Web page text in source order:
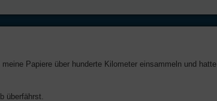
Papiere über hunderte Kilometer einsammeln und hatte
überfährst.